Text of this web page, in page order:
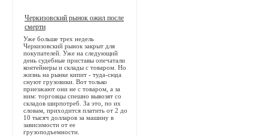
Черкизовский рынок ожил после
смерти
Уже больше трех недель
Черкизовский рынок закрыт для
покупателей. Уже на следующий
день судебные приставы опечатали
контейнеры и склады с товаром. Но
жизнь на рынке кипит - туда-сюда
снуют грузовики. Вот только
приезжают они не с товаром, а за
ним: торговцы спешно вывозят со
складов ширпотреб. За это, по их
словам, приходится платить от 2 до
10 тысяч долларов за машину в
зависимости от ее
грузоподъемности.